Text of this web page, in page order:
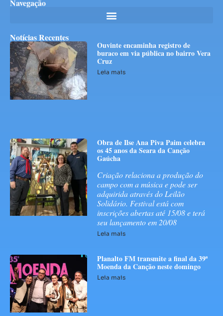
Navegação
Notícias Recentes
Ouvinte encaminha registro de
buraco em via pública no bairro Vera
Cruz
Leia mais
Obra de Ilse Ana Piva Paim celebra
os 45 anos da Seara da Canção
Gaúcha
Criação relaciona a produção do
campo com a música e pode ser
adquirida através do Leilão
Solidário. Festival está com
inscrições abertas até 15/08 e terá
seu lançamento em 20/08
Leia mais
Planalto FM transmite a final da 39ª
Moenda da Canção neste domingo
Leia mais